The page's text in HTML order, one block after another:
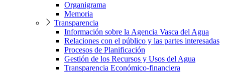
Organigrama
Memoria
Transparencia
Información sobre la Agencia Vasca del Agua
Relaciones con el público y las partes interesadas
Procesos de Planificación
Gestión de los Recursos y Usos del Agua
Transparencia Económico-financiera